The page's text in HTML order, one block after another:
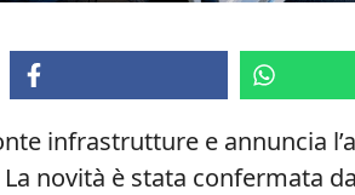
infrastrutture e annuncia
novità è stata confermata